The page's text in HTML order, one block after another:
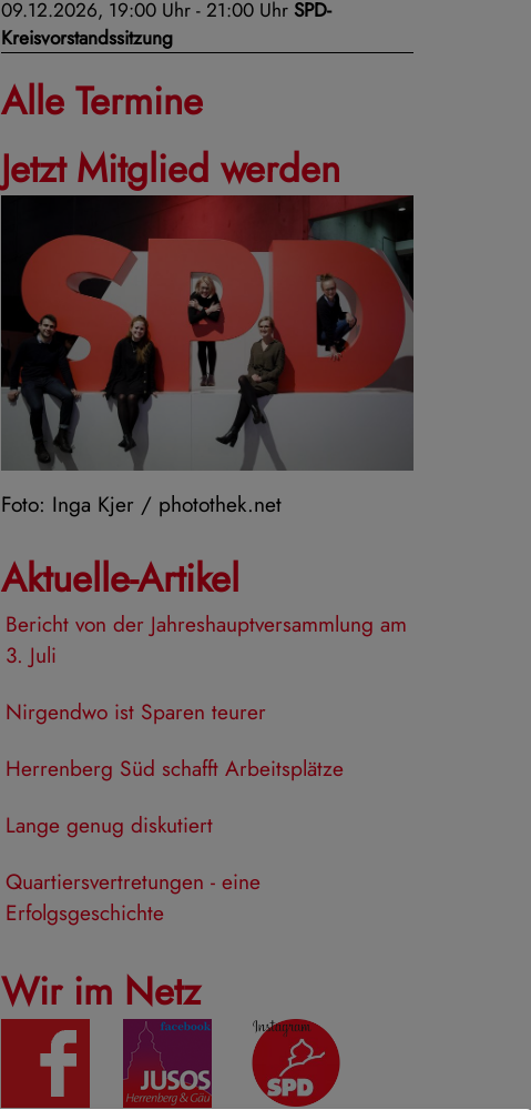
09.12.2026, 19:00 Uhr - 21:00 Uhr SPD-
Kreisvorstandssitzung
Alle Termine
Jetzt Mitglied werden
Foto: Inga Kjer / photothek.net
Aktuelle-Artikel
Bericht von der Jahreshauptversammlung am
3. Juli
Nirgendwo ist Sparen teurer
Herrenberg Süd schafft Arbeitsplätze
Lange genug diskutiert
Quartiersvertretungen - eine
Erfolgsgeschichte
Wir im Netz